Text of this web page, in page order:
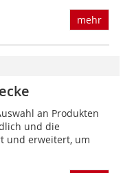
mehr
an Produkten
und die
und erweitert, um